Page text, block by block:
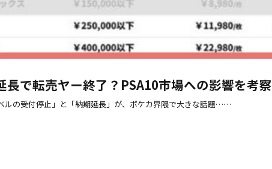
長で転売ヤー終了？PSA10市場への影響を考察
ルの受付停止」と「納期延長」が、ポケカ界隈で大きな話題……